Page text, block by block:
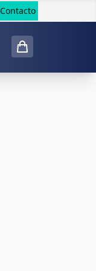
Contacto